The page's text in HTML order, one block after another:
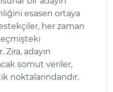
esasen ortaya
her zaman
Zira, adayın
somut veriler,
noktalarındandır.